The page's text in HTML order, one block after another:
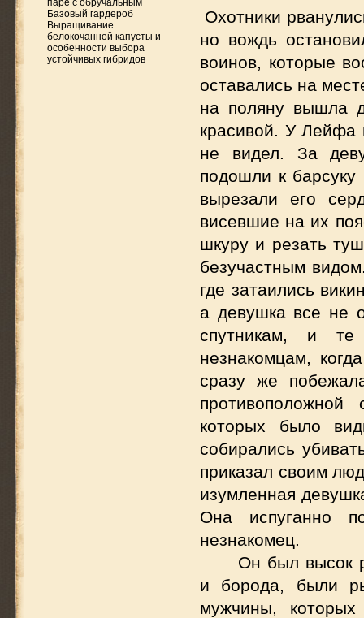
паре с обручальным
Базовый гардероб
Выращивание
белокочанной капусты и
особенности выбора
устойчивых гибридов
Охотники
но вождь
воинов, которые
оставались на
на поляну вышла
красивой. У Лейфа
не видел. За
подошли к
вырезали его
висевшие на их
шкуру и резать
безучастным
где затаились
а девушка все не
спутникам, и
незнакомцам,
сразу же
которых было
собирались
приказал своим
изумленная
Она испуганно
незнакомец.
Он был высок
и борода, были
мужчины,